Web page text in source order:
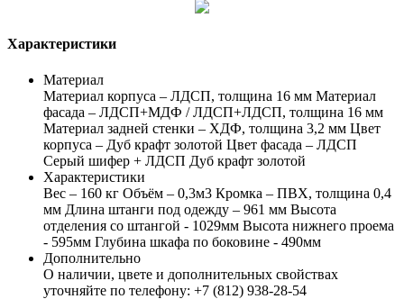
Характеристики
Материал
Материал корпуса – ЛДСП, толщина 16 мм Материал
фасада – ЛДСП+МДФ / ЛДСП+ЛДСП, толщина 16 мм
Материал задней стенки – ХДФ, толщина 3,2 мм Цвет
корпуса – Дуб крафт золотой Цвет фасада – ЛДСП
Серый шифер + ЛДСП Дуб крафт золотой
Характеристики
Вес – 160 кг Объём – 0,3м3 Кромка – ПВХ, толщина 0,4
мм Длина штанги под одежду – 961 мм Высота
отделения со штангой - 1029мм Высота нижнего проема
- 595мм Глубина шкафа по боковине - 490мм
Дополнительно
О наличии, цвете и дополнительных свойствах
уточняйте по телефону: +7 (812) 938-28-54